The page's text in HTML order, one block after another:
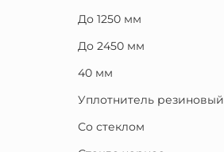
До 1250 мм
До 2450 мм
40 мм
Уплотнитель резиновый
Со стеклом